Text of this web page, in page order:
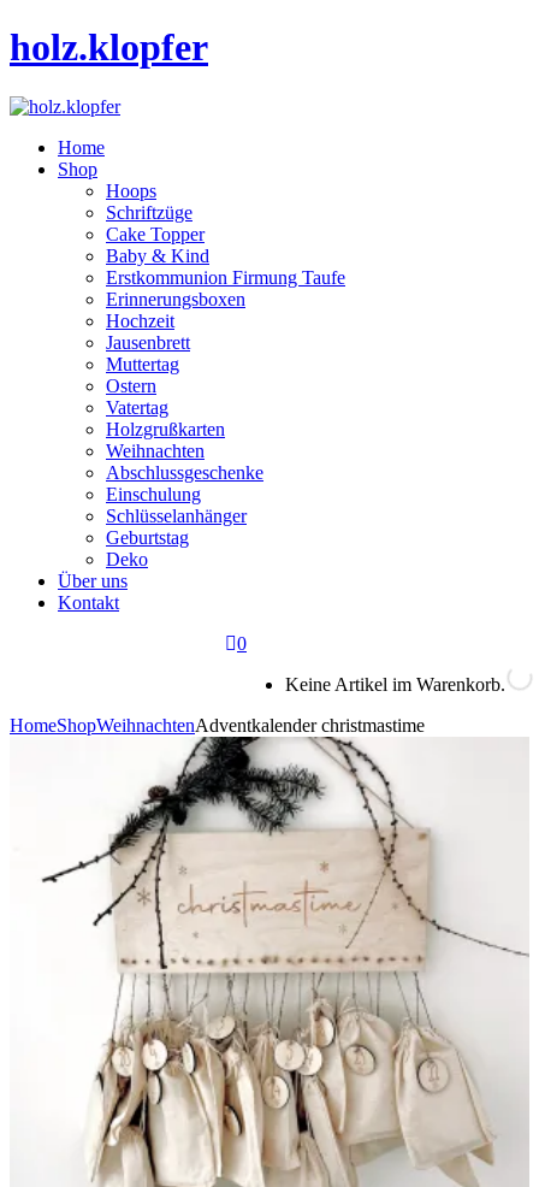
holz.klopfer
Home
Shop
Hoops
Schriftzüge
Cake Topper
Baby & Kind
Erstkommunion Firmung Taufe
Erinnerungsboxen
Hochzeit
Jausenbrett
Muttertag
Ostern
Vatertag
Holzgrußkarten
Weihnachten
Abschlussgeschenke
Einschulung
Schlüsselanhänger
Geburtstag
Deko
Über uns
Kontakt
0
Keine Artikel im Warenkorb.
HomeShopWeihnachtenAdventkalender christmastime